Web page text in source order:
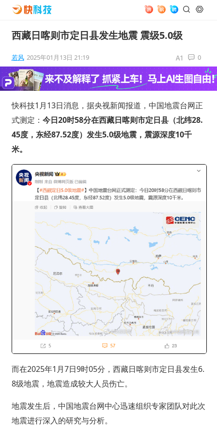
西藏日喀则市定日县发生地震 震级5.0级
若风 2025年01月13日 21:19 0
快科技1月13日消息，据央视新闻报道，中国地震台网正
式测定： 今日20时58分在西藏日喀则市定日县（北纬28.
45度，东经87.52度）发生5.0级地震，震源深度10千
米。
而在2025年1月7日9时05分，西藏日喀则市定日县发生6.
8级地震，地震造成较大人员伤亡。
地震发生后，中国地震台网中心迅速组织专家团队对此次
地震进行深入的研究与分析。